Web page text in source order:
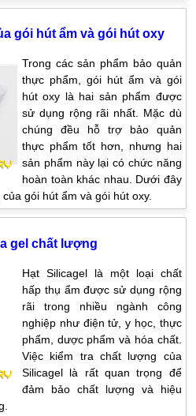
gói hút ẩm và gói hút oxy
Trong các sản phẩm bảo quản
thực phẩm, gói hút ẩm và gói
hút oxy là hai sản phẩm được
sử dụng rộng rãi nhất. Mặc dù
chúng đều hỗ trợ bảo quản
thực phẩm tốt hơn, nhưng hai
sản phẩm này lại có chức năng
hoàn toàn khác nhau. Dưới đây
gói hút ẩm và gói hút oxy.
gel chất lượng
Hạt Silicagel là một loại chất
hấp thụ ẩm được sử dụng rộng
rãi trong nhiều ngành công
nghiệp như điện tử, y học, thực
phẩm, dược phẩm và hóa chất.
Việc kiểm tra chất lượng của
Silicagel là rất quan trọng để
đảm bảo chất lượng và hiệu